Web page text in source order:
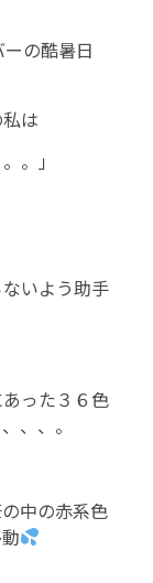
の酷暑日
は
。」
いよう助手
った３６色
、、。
中の赤系色